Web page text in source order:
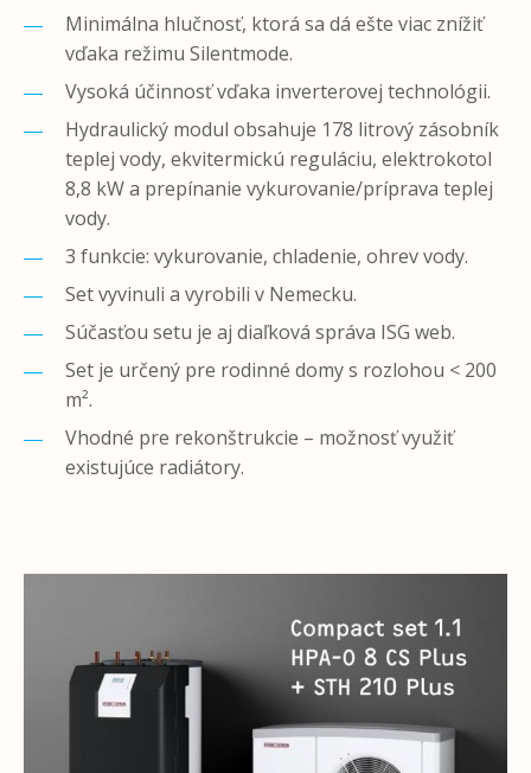
Minimálna hlučnosť, ktorá sa dá ešte viac znížiť
vďaka režimu Silentmode.
Vysoká účinnosť vďaka inverterovej technológii.
Hydraulický modul obsahuje 178 litrový zásobník
teplej vody, ekvitermickú reguláciu, elektrokotol
8,8 kW a prepínanie vykurovanie/príprava teplej
vody.
3 funkcie: vykurovanie, chladenie, ohrev vody.
Set vyvinuli a vyrobili v Nemecku.
Súčasťou setu je aj diaľková správa ISG web.
Set je určený pre rodinné domy s rozlohou < 200
m².
Vhodné pre rekonštrukcie – možnosť využiť
existujúce radiátory.